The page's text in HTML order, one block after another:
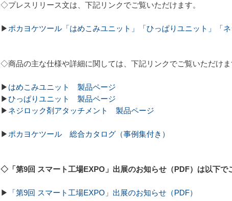
◇プレスリリース文は、下記リンクでご覧いただけます。
▶ ポカヨケツール「はめこみユニット」「ひっぱりユニット」「
◇商品の主な仕様や詳細に関しては、下記リンクでご覧いただけま
▶ はめこみユニット 製品ページ
▶ひっぱりユニット 製品ページ
▶ ネジロック剤アタッチメント 製品ページ
▶ ポカヨケツール 総合カタログ（事例集付き）
◇「第9回 スマート工場EXPO」出展のお知らせ（PDF）は以下で
▶ 「第9回 スマート工場EXPO」出展のお知らせ（PDF）